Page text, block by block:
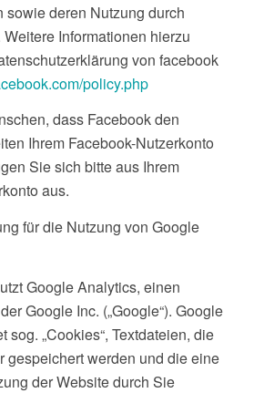
sowie deren Nutzung durch
Informationen hierzu
von facebook
policy.php
dass Facebook den
Ihrem Facebook-Nutzerkonto
Sie sich bitte aus Ihrem
aus.
für die Nutzung von Google
Google Analytics, einen
Google Inc. („Google“). Google
sog. „Cookies“, Textdateien, die
gespeichert werden und die eine
der Website durch Sie